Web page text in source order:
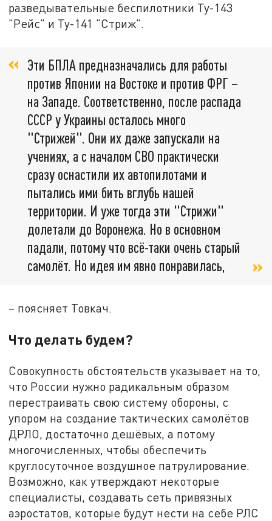
разведывательные беспилотники Ту-143
"Рейс" и Ту-141 "Стриж".
Эти БПЛА предназначались для работы
против Японии на Востоке и против ФРГ –
на Западе. Соответственно, после распада
СССР у Украины осталось много
"Стрижей". Они их даже запускали на
учениях, а с началом СВО практически
сразу оснастили их автопилотами и
пытались ими бить вглубь нашей
территории. И уже тогда эти "Стрижи"
долетали до Воронежа. Но в основном
падали, потому что всё-таки очень старый
самолёт. Но идея им явно понравилась,
– поясняет Товкач.
Что делать будем?
Совокупность обстоятельств указывает на то,
что России нужно радикальным образом
перестраивать свою систему обороны, с
упором на создание тактических самолётов
ДРЛО, достаточно дешёвых, а потому
многочисленных, чтобы обеспечить
круглосуточное воздушное патрулирование.
Возможно, как утверждают некоторые
специалисты, создавать сеть привязных
аэростатов, которые будут нести на себе РЛС